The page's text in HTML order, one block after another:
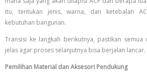
itu, tentukan jenis, warna, dan ketebalan
kebutuhan bangunan.
Transisi ke langkah berikutnya, pastikan
jelas agar proses selanjutnya bisa berjalan lancar.
Pemilihan Material dan Aksesori Pendukung